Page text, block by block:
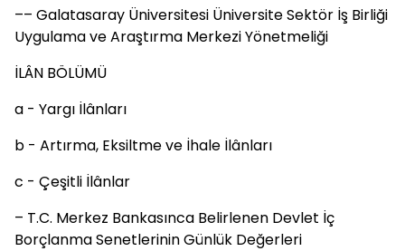
–– Galatasaray Üniversitesi Üniversite Sektör İş Birliği
Uygulama ve Araştırma Merkezi Yönetmeliği
İLÂN BÖLÜMÜ
a - Yargı İlânları
b - Artırma, Eksiltme ve İhale İlânları
c - Çeşitli İlânlar
– T.C. Merkez Bankasınca Belirlenen Devlet İç
Borçlanma Senetlerinin Günlük Değerleri